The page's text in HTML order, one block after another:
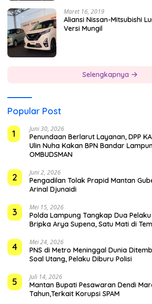
Maret 16, 2019
Aliansi Nissan-Mitsubishi
Versi Mungil
Selengkapnya
Popular Post
1
Juni 30, 2026
Penundaan Berlarut Layanan, DPP
Ulin Nuha Kakan BPN Bandar
OMBUDSMAN
2 Juni 2, 2026
Pengadilan Tolak Prapid Mantan
Arinal Djunaidi
3 Mei 15, 2026
Polda Lampung Tangkap Dua
Bripka Arya Supena, Satu Mati di
4 Mei 24, 2026
PNS di Metro Meninggal Dunia
Soal Utang, Pelaku Diburu Polisi
5 Juli 14, 2026
Mantan Bupati Pesawaran Dendi
Tahun,Terkait Korupsi SPAM